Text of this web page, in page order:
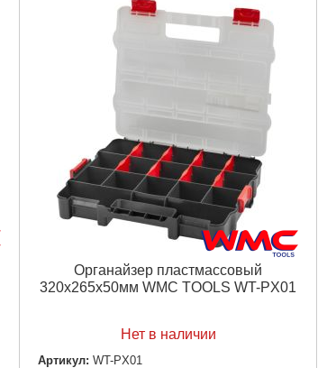
Органайзер пластмассовый
320x265x50мм WMC TOOLS WT-PX01
Нет в наличии
Артикул: WT-PX01